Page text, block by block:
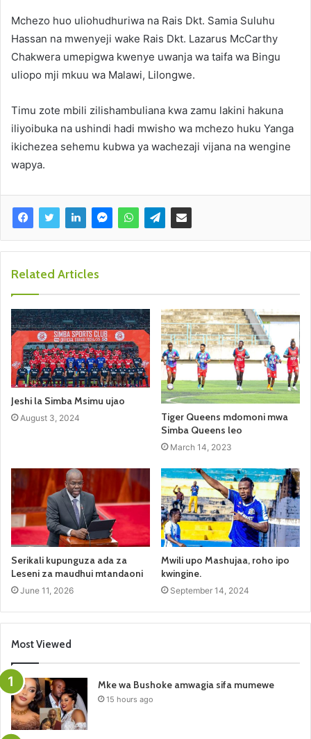
Mchezo huo uliohudhuriwa na Rais Dkt. Samia Suluhu
Hassan na mwenyeji wake Rais Dkt. Lazarus McCarthy
Chakwera umepigwa kwenye uwanja wa taifa wa Bingu
uliopo mji mkuu wa Malawi, Lilongwe.
Timu zote mbili zilishambuliana kwa zamu lakini hakuna
iliyoibuka na ushindi hadi mwisho wa mchezo huku Yanga
ikichezea sehemu kubwa ya wachezaji vijana na wengine
wapya.
Related Articles
Jeshi la Simba Msimu ujao
August 3, 2024
Tiger Queens mdomoni mwa
Simba Queens leo
March 14, 2023
Serikali kupunguza ada za
Leseni za maudhui mtandaoni
June 11, 2026
Mwili upo Mashujaa, roho ipo
kwingine.
September 14, 2024
Most Viewed
Mke wa Bushoke amwagia sifa mumewe
15 hours ago